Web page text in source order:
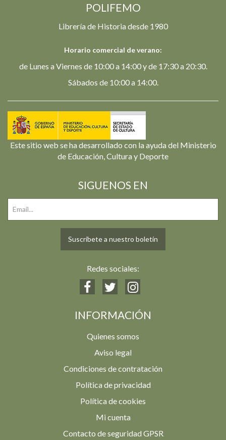
POLIFEMO
Librería de Historia desde 1980
Horario comercial de verano:
de Lunes a Viernes de 10:00 a 14:00 y de 17:30 a 20:30.
Sábados de 10:00 a 14:00.
Este sitio web se ha desarrollado con la ayuda del Ministerio
de Educación, Cultura y Deporte
SIGUENOS EN
Suscríbete a nuestro boletín
Redes sociales:
INFORMACIÓN
Quienes somos
Aviso legal
Condiciones de contratación
Política de privacidad
Política de cookies
Mi cuenta
Contacto de seguridad GPSR